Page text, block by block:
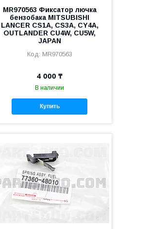
MR970563 Фиксатор лючка
бензобака MITSUBISHI
LANCER CS1A, CS3A, CY4A,
OUTLANDER CU4W, CU5W,
JAPAN
MR970563
4 000 ₸
В наличии
Купить